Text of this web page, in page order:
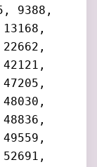
9388,